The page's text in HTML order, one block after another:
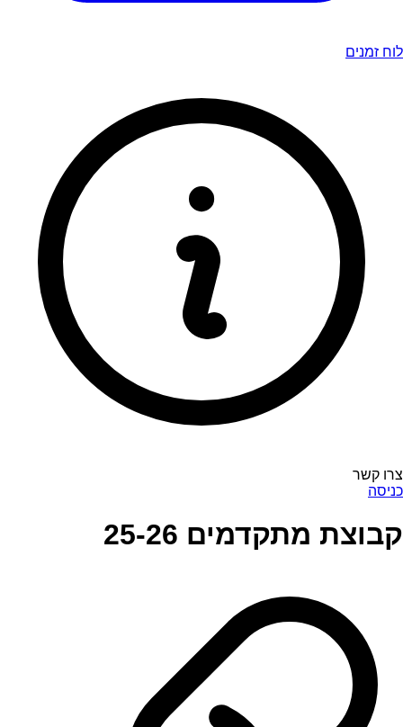
לוח זמנים
צרו קשר
כניסה
קבוצת מתקדמים 25-26